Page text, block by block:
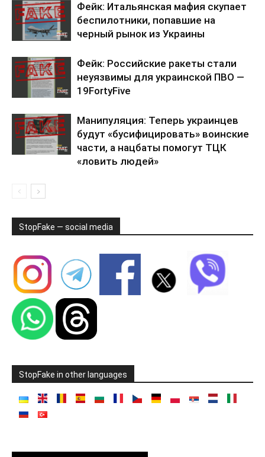
Фейк: Итальянская мафия скупает
беспилотники, попавшие на
черный рынок из Украины
Фейк: Российские ракеты стали
неуязвимы для украинской ПВО —
19FortyFive
Манипуляция: Теперь украинцев
будут «бусифицировать» воинские
части, а нацбаты помогут ТЦК
«ловить людей»
StopFake — social media
StopFake in other languages